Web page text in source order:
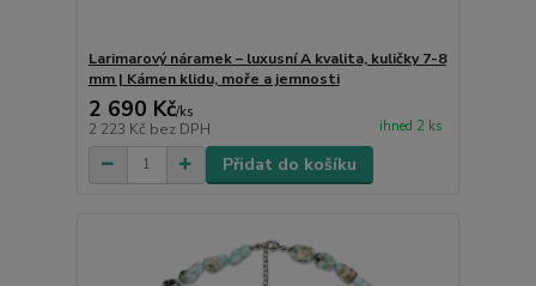
Larimarový náramek – luxusní A kvalita, kuličky 7-8
mm | Kámen klidu, moře a jemnosti
2 690 Kč/ks
2 223 Kč bez DPH ihned 2 ks
Přidat do košíku